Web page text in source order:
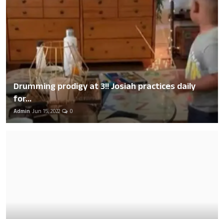
Drumming prodigy at 3!! Josiah practices daily
for...
Admin Jun 15, 2022 0